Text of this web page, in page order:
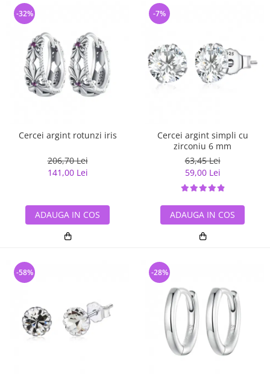
Cercei argint rotunzi iris
206,70 Lei
141,00 Lei
-32%
ADAUGA IN COS
Cercei argint simpli cu
zirconiu 6 mm
63,45 Lei
59,00 Lei
-7%
ADAUGA IN COS
-58% -28%